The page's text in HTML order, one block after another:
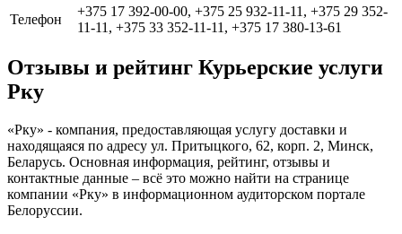
Телефон
+375 17 392-00-00, +375 25 932-11-11, +375 29 352-
11-11, +375 33 352-11-11, +375 17 380-13-61
Отзывы и рейтинг Курьерские услуги
Рку
«Рку» - компания, предоставляющая услугу доставки и
находящаяся по адресу ул. Притыцкого, 62, корп. 2, Минск,
Беларусь. Основная информация, рейтинг, отзывы и
контактные данные – всё это можно найти на странице
компании «Рку» в информационном аудиторском портале
Белоруссии.